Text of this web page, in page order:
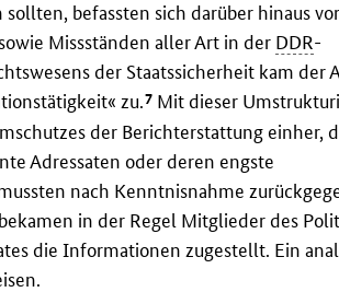
befassten sich darüber hinaus
Missständen aller Art in der DDR-
der Staatssicherheit kam der
zu.7 Mit dieser
der Berichterstattung einher,
Adressaten oder deren engste
nach Kenntnisnahme
bekamen in der Regel Mitglieder des
die Informationen zugestellt. Ein